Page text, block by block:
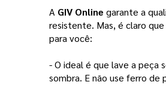
A GIV Online garante a
resistente. Mas, é claro
para você:
- O ideal é que lave a peça
sombra. E não use ferro de